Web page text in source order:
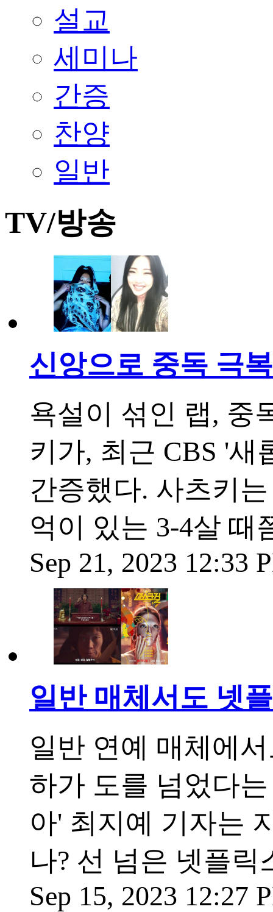
설교
세미나
간증
찬양
일반
TV/방송
신앙으로 중독 극
욕설이 섞인 랩, 중
키가, 최근 CBS '
간증했다. 사츠키
억이 있는 3-4살
Sep 21, 2023 12:33
일반 매체서도 넷
일반 연예 매체에
하가 도를 넘었다
아' 최지예 기자는
나? 선 넘은 넷플
Sep 15, 2023 12:27